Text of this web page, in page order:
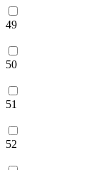
49
50
51
52